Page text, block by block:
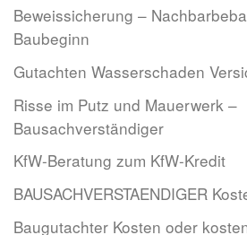
Beweissicherung –
Baubeginn
Gutachten Wasserschaden
Risse im Putz und Mauerwerk –
Bausachverständiger
KfW-Beratung zum KfW-Kredit
BAUSACHVERSTAENDIGER
Baugutachter Kosten oder